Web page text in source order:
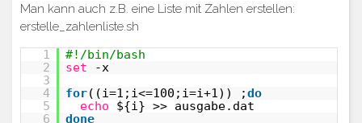
Man kann auch z.B. eine Liste mit Zahlen erstellen:
erstelle_zahlenliste.sh
1
#!/bin/bash
2
set
-x
3
4
for((i=1;i<=100;i=i+1)) ;do
5
echo
${i} >> ausgabe.dat
6
done